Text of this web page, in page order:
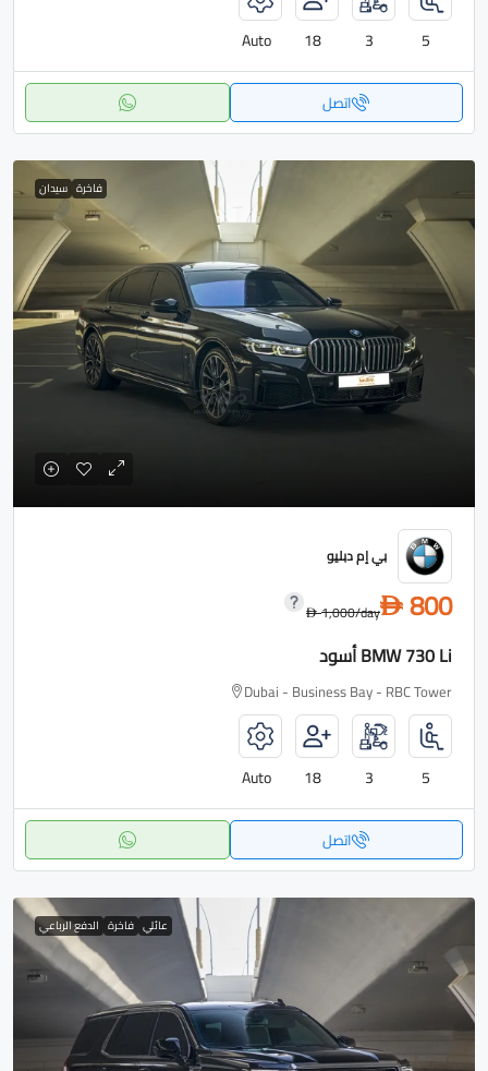
5
3
18
Auto
اتصل
فاخرة سيدان
بي إم دبليو
D 800
D1,000/day
BMW 730 Li أسود
Dubai - Business Bay - RBC Tower
5
3
18
Auto
اتصل
عائلي فاخرة الدفع الرباعي